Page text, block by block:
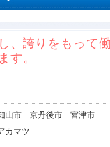
、誇りをもって
す。
山市 京丹後市 宮津市
カマツ